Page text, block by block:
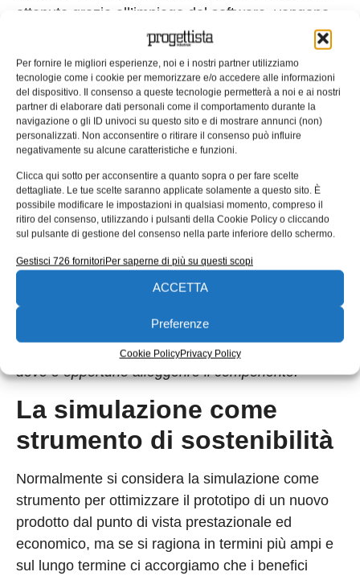
Per fornire le migliori esperienze, noi e i nostri partner utilizziamo
tecnologie come i cookie per memorizzare e/o accedere alle informazioni
del dispositivo. Il consenso a queste tecnologie permetterà a noi e ai nostri
partner di elaborare dati personali come il comportamento durante la
navigazione o gli ID univoci su questo sito e di mostrare annunci (non)
personalizzati. Non acconsentire o ritirare il consenso può influire
negativamente su alcune caratteristiche e funzioni.
Clicca qui sotto per acconsentire a quanto sopra o per fare scelte
dettagliate. Le tue scelte saranno applicate solamente a questo sito. È
possibile modificare le impostazioni in qualsiasi momento, compreso il
ritiro del consenso, utilizzando i pulsanti della Cookie Policy o cliccando
sul pulsante di gestione del consenso nella parte inferiore dello schermo.
Gestisci 726 fornitoriPer saperne di più su questi scopi
ACCETTA
Preferenze
Cookie PolicyPrivacy Policy
ottenute grazie all’impiego del software, vengono
in aiuto al progettista nella fase di eco-design.
Grazie ad esse il designer identifica le corrette
geometrie che consentono di ottenere lo stesso
grado di resistenza del prodotto riducendo l’uso del
materiale. Tutto ciò si traduce in un minore uso di
materiale, costi inferiori e un calo notevole di
“Lo studio topologico –spiega Milioli– è un
sistema di ottimizzazione che serve a sviluppare
componenti dal peso ridotto, che allo stesso tempo
siano in grado di supportare gli stress
previsti. Grazie all’ottimizzazione
topologica, possono nascere forme
che inizialmente non erano state pensate, in modo
tale che il progettista abbia un aiuto nel capire
dove è opportuno alleggerire il componente.”
La simulazione come
strumento di sostenibilità
Normalmente si considera la simulazione come
strumento per ottimizzare il prototipo di un nuovo
prodotto dal punto di vista prestazionale ed
economico, ma se si ragiona in termini più ampi e
sul lungo termine ci accorgiamo che i benefici